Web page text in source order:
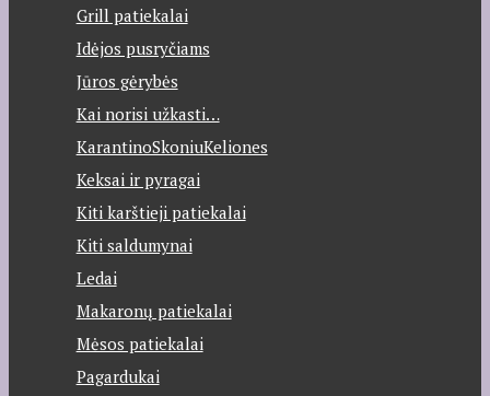
Grill patiekalai
Idėjos pusryčiams
Jūros gėrybės
Kai norisi užkasti…
KarantinoSkoniuKeliones
Keksai ir pyragai
Kiti karštieji patiekalai
Kiti saldumynai
Ledai
Makaronų patiekalai
Mėsos patiekalai
Pagardukai